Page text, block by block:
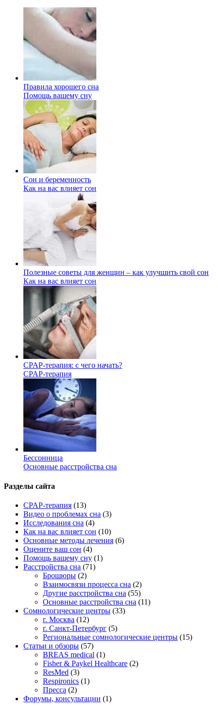
Правила хорошего сна
Помощь вашему сну
Сон и беременность
Как на вас влияет сон
Полезные советы для женщин – как улучшить свой сон
Как на вас влияет сон
CPAP-терапия: с чего начать?
CPAP-терапия
Бессонница
Основные расстройства сна
Разделы сайта
CPAP-терапия (13)
Видео о проблемах сна (3)
Исследования сна (4)
Как на вас влияет сон (10)
Основные методы лечения (6)
Оцените ваш сон (4)
Помощь вашему сну (1)
Расстройства сна (71)
Брошюры (2)
Взаимосвязи процесса сна (2)
Другие расстройства сна (55)
Основные расстройства сна (11)
Сомнологические центры (33)
г. Москва (12)
г. Санкт-Петербург (5)
Региональные сомнологические центры (15)
Статьи и обзоры (57)
BREAS medical (1)
Fisher & Paykel Healthcare (2)
ResMed (3)
Respironics (1)
Пресса (2)
Форумы, консультации (1)